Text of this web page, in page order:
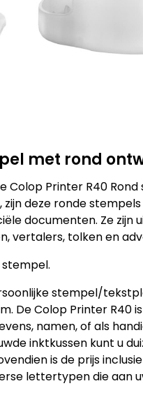
met rond
Colop Printer R40
deze ronde
documenten. Ze zijn
vertalers, tolken en
stempel.
stempel/
De Colop Printer R40
namen, of als
inktkussen kunt u
is de prijs
lettertypen die aan